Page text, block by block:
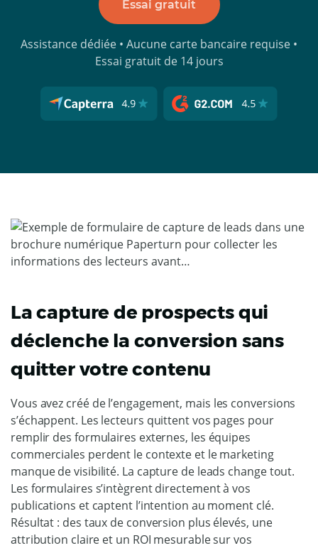
Essai gratuit
Assistance dédiée • Aucune carte bancaire requise •
Essai gratuit de 14 jours
La capture de prospects qui
déclenche la conversion sans
quitter votre contenu
Vous avez créé de l’engagement, mais les conversions
s’échappent. Les lecteurs quittent vos pages pour
remplir des formulaires externes, les équipes
commerciales perdent le contexte et le marketing
manque de visibilité. La capture de leads change tout.
Les formulaires s’intègrent directement à vos
publications et captent l’intention au moment clé.
Résultat : des taux de conversion plus élevés, une
attribution claire et un ROI mesurable sur vos